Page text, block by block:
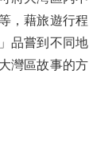
，藉旅遊行程
品嘗到不同地
灣區故事的方